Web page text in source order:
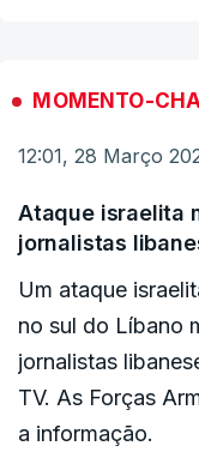
que os ministros
reunir em
MOMENTO-
12:01, 28 Março
Ataque israelita
jornalistas
Um ataque
no sul do Líbano
jornalistas
TV. As Forças
a informação.